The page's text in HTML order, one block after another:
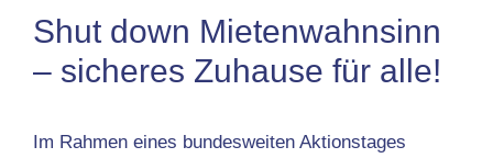
Shut down Mietenwahnsinn
– sicheres Zuhause für alle!
Im Rahmen eines bundesweiten Aktionstages